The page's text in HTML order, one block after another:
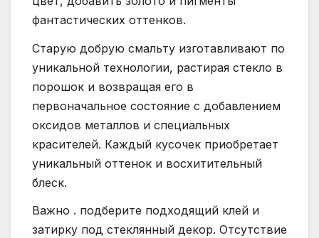
фантастических оттенков.
Старую добрую смальту изготавливают по
уникальной технологии, растирая стекло в
порошок и возвращая его в
первоначальное состояние с добавлением
оксидов металлов и специальных
красителей. Каждый кусочек приобретает
уникальный оттенок и восхитительный
блеск.
Важно . подберите подходящий клей и
затирку под стеклянный декор. Отсутствие